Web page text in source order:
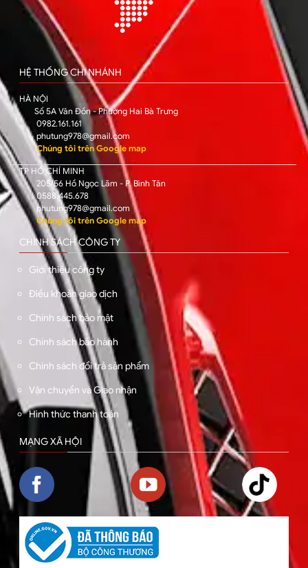
HỆ THỐNG CHI NHÁNH
HÀ NỘI
Số 5A Vân Đồn - Phường Hai Bà Trưng
0982.161.161
phutung978@gmail.com
Chúng tôi trên Google map
TP HỒ CHÍ MINH
205/56 Hồ Ngọc Lãm - P. Bình Tân
0588.445.678
phutung978@gmail.com
Chúng tôi trên Google map
CHÍNH SÁCH CÔNG TY
Giới thiệu công ty
Điều khoản giao dịch
Chính sách bảo mật
Chính sách bảo hành
Chính sách đổi trả sản phẩm
Vận chuyển và Giao nhận
Hình thức thanh toán
MẠNG XÃ HỘI